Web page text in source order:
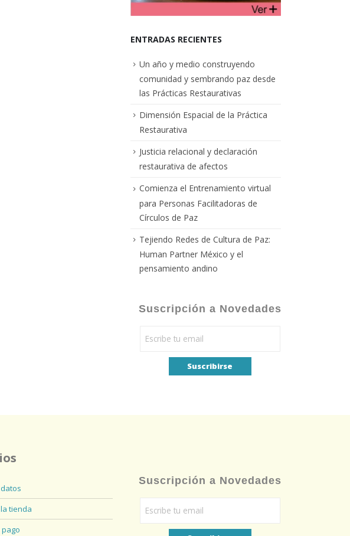
ENTRADAS RECIENTES
Un año y medio construyendo
comunidad y sembrando paz desde
las Prácticas Restaurativas
Dimensión Espacial de la Práctica
Restaurativa
Justicia relacional y declaración
restaurativa de afectos
Comienza el Entrenamiento virtual
para Personas Facilitadoras de
Círculos de Paz
Tejiendo Redes de Cultura de Paz:
Human Partner México y el
pensamiento andino
Suscripción a Novedades
tienda
pago
Suscripción a Novedades